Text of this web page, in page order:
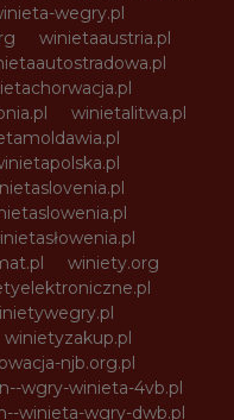
wegry.pl
winietaaustria.pl
winietalitwa.pl
winiety.org
winietyzakup.pl
njb.org.pl
wgry-winieta-4vb.pl
winieta-wgry-dwb.pl